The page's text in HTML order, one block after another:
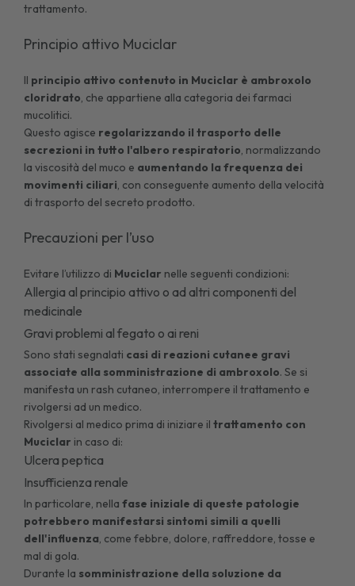
trattamento.
Principio attivo Muciclar
Il principio attivo contenuto in Muciclar è ambroxolo
cloridrato, che appartiene alla categoria dei farmaci
mucolitici.
Questo agisce regolarizzando il trasporto delle
secrezioni in tutto l'albero respiratorio, normalizzando
la viscosità del muco e aumentando la frequenza dei
movimenti ciliari, con conseguente aumento della velocità
di trasporto del secreto prodotto.
Precauzioni per l’uso
Evitare l’utilizzo di Muciclar nelle seguenti condizioni:
Allergia al principio attivo o ad altri componenti del
medicinale
Gravi problemi al fegato o ai reni
Sono stati segnalati casi di reazioni cutanee gravi
associate alla somministrazione di ambroxolo. Se si
manifesta un rash cutaneo, interrompere il trattamento e
rivolgersi ad un medico.
Rivolgersi al medico prima di iniziare iltrattamento con
Muciclar in caso di:
Ulcera peptica
Insufficienza renale
In particolare, nellafase iniziale di queste patologie
potrebbero manifestarsi sintomi simili a quelli
dell'influenza, come febbre, dolore, raffreddore, tosse e
mal di gola.
Durante la somministrazione della soluzione da